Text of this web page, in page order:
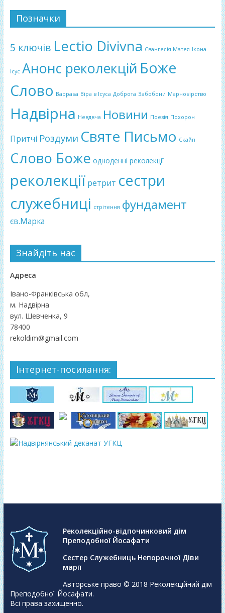
Позначки
5 ключів Lectio Divivna Євангелія Матея Ікона
Ісус Анонс реколекцій Боже
Слово Варрава Віра в Ісуса Доброта Забобони Марновірство
Надвірна Невдвча Новини Поезія Похорон
Притчі Роздуми Святе Письмо Скайп
Слово Боже одноденні реколекції
реколекції ретрит сестри
служебниці стрітення фундамент
єв.Марка
Знайдіть нас
Адреса
Івано-Франківська обл,
м. Надвірна
вул. Шевченка, 9
78400
rekoldim@gmail.com
Інтернет-посилання:
Реколекційно-відпочинковий дім
Преподобної Йосафати
Сестер Служебниць Непорочної Діви
марії
Авторське право © 2018 Реколекційний дім
Преподобної Йосафати.
Всі права захищенно.